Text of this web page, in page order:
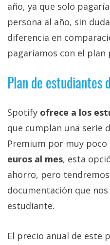
año, ya que solo
persona al año, sin
diferencia en
pagaríamos con el
Plan de estudiantes
Spotify ofrece a los
que cumplan una serie
Premium por muy
euros al mes, esta
ahorro, pero
documentación que
estudiante.
El precio anual de este